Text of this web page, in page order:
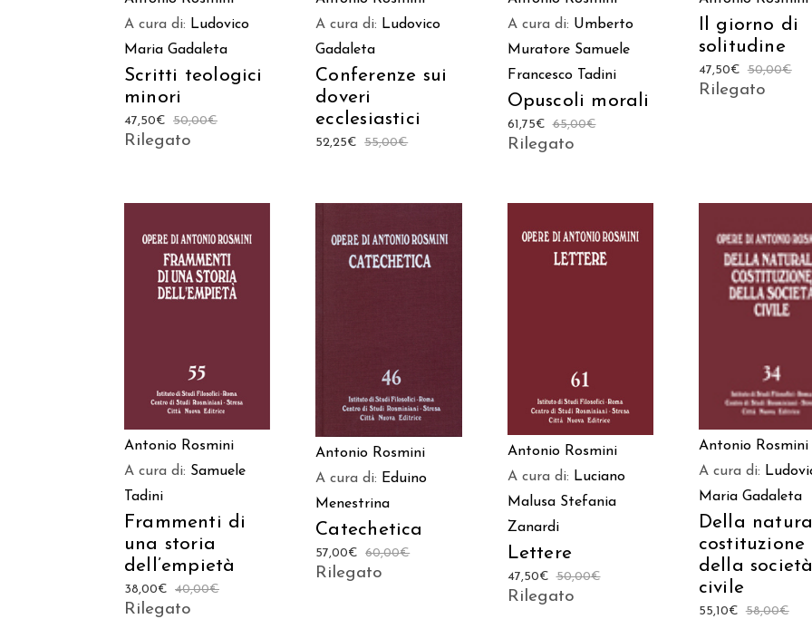
A cura di: Ludovico
Maria Gadaleta
Scritti teologici
minori
50,00€
47,50€
Rilegato
A cura di: Ludovico
Gadaleta
Conferenze sui
doveri
ecclesiastici
55,00€
52,25€
A cura di: Umberto
Muratore Samuele
Francesco Tadini
Opuscoli morali
65,00€
61,75€
Rilegato
Il giorno di
solitudine
50,00€
47,50€
Rilegato
AGGIUNGI AL
Antonio Rosmini
A cura di: Samuele
Tadini
Frammenti di
una storia
dell’empietà
40,00€
38,00€
Rilegato
Antonio Rosmini
A cura di: Eduino
Menestrina
Catechetica
60,00€
57,00€
Rilegato
Antonio Rosmini
A cura di: Luciano
Malusa Stefania
Zanardi
Lettere
50,00€
47,50€
Rilegato
AGGIUNGI AL
Antonio Rosmini
A cura di:
Maria Gadaleta
Della
costituzione
della
civile
58,00€
55,10€